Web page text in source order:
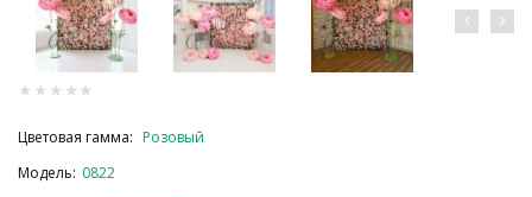
Цветовая гамма: Розовый
Модель: 0822